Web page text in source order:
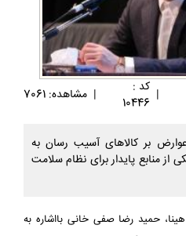
| کد :
10446
| مشاهده: 7061
بر کالاهای آسیب رسان به
از منابع پایدار برای نظام ‏سلامت
حمید رضا صفی خانی بااشاره به